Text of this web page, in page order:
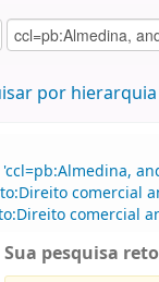
por hierarquia
comercial
comercial
Sua pesquisa